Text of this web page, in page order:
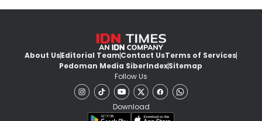
About UsEditorial TeamContact UsTerms of Services
Pedoman Media SiberIndexSitemap
Follow Us
Download